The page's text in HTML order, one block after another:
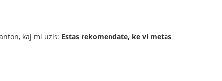
kaj mi uzis: Estas rekomendate, ke vi metas